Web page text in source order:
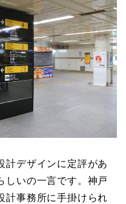
計デザインに定評があ
しいの一言です。神戸
計事務所に手掛けられ